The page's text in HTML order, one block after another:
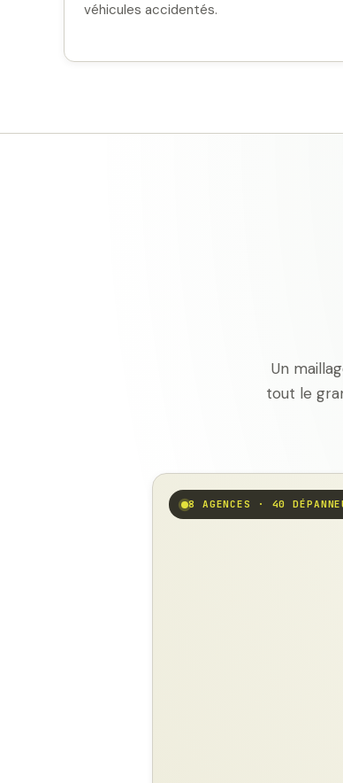
véhicules accidentés.
Un
tout le
8 AGENCES · 40